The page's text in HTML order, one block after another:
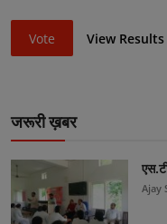
Vote View Results
जरूरी ख़बर
Ajay